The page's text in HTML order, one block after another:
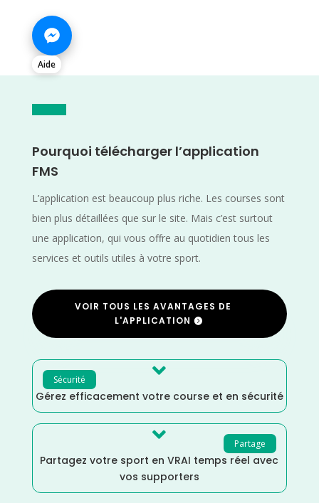
Aide
Pourquoi télécharger l’application
FMS
L’application est beaucoup plus riche. Les courses sont
bien plus détaillées que sur le site. Mais c’est surtout
une application, qui vous offre au quotidien tous les
services et outils utiles à votre sport.
VOIR TOUS LES AVANTAGES DE
L'APPLICATION
Sécurité 
Gérez efficacement votre course et en sécurité
Partage

Partagez votre sport en VRAI temps réel avec
vos supporters